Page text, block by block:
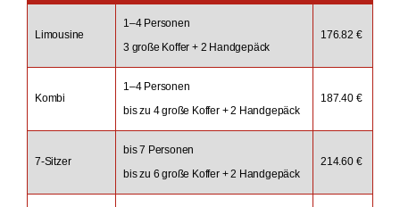
Limousine
1–4 Personen
3 große Koffer + 2 Handgepäck
176.82 €
Kombi
1–4 Personen
bis zu 4 große Koffer + 2 Handgepäck
187.40 €
7-Sitzer
bis 7 Personen
bis zu 6 große Koffer + 2 Handgepäck
214.60 €